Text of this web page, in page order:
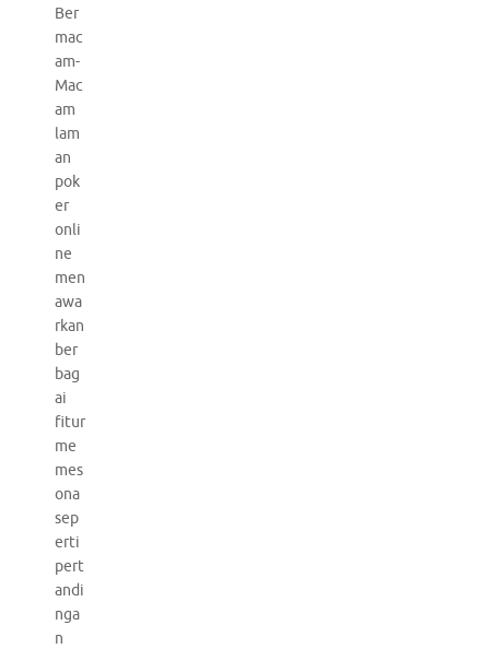
Ber
mac
am-
Mac
am
lam
an
pok
er
onli
ne
men
awa
rkan
ber
bag
ai
fitur
me
mes
ona
sep
erti
pert
andi
nga
n